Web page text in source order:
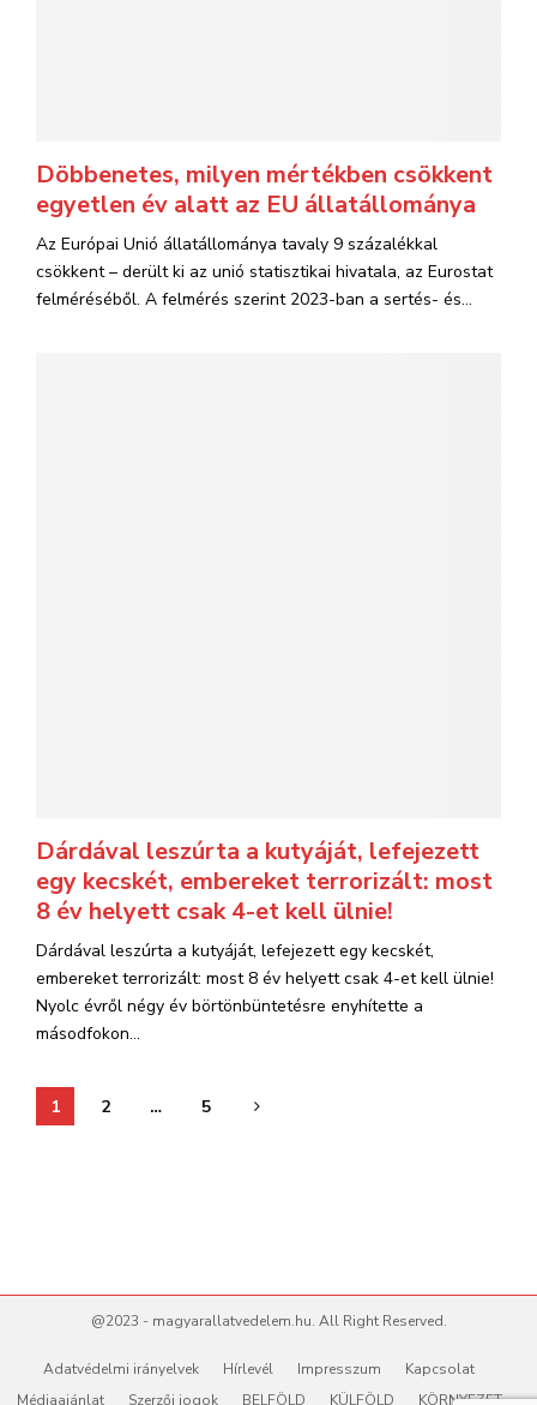
Döbbenetes, milyen mértékben csökkent
egyetlen év alatt az EU állatállománya
Az Európai Unió állatállománya tavaly 9 százalékkal
csökkent – derült ki az unió statisztikai hivatala, az Eurostat
felméréséből. A felmérés szerint 2023-ban a sertés- és...
Dárdával leszúrta a kutyáját, lefejezett
egy kecskét, embereket terrorizált: most
8 év helyett csak 4-et kell ülnie!
Dárdával leszúrta a kutyáját, lefejezett egy kecskét,
embereket terrorizált: most 8 év helyett csak 4-et kell ülnie!
Nyolc évről négy év börtönbüntetésre enyhítette a
másodfokon...
Bejegyzések
1 2 … 5
@2023 - magyarallatvedelem.hu. All Right Reserved.
Adatvédelmi irányelvek Hírlevél Impresszum
Kapcsolat
Médiaajánlat
Szerzői jogok BELFÖLD KÜLFÖLD KÖRNYEZET